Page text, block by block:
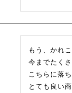
もう、かれ
今までたく
こちらに落
とても良い